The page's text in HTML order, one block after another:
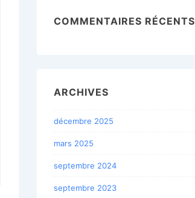
COMMENTAIRES RÉCENTS
ARCHIVES
décembre 2025
mars 2025
septembre 2024
septembre 2023